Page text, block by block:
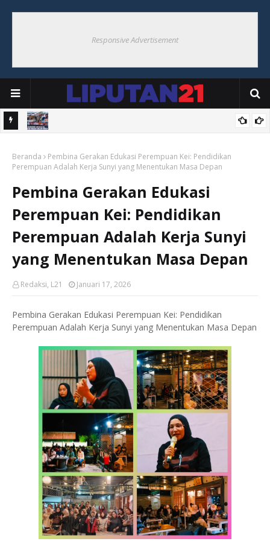
Responsive Advertisement
di Pasar Langgur
Beranda
Pembina Gerakan Edukasi Perempuan Kei: Pendidikan
Perempuan Adalah Kerja Sunyi yang Menentukan Masa Depan
Pembina Gerakan Edukasi
Perempuan Kei: Pendidikan
Perempuan Adalah Kerja Sunyi
yang Menentukan Masa Depan
Redaksi, L21 Januari 17, 2026
Pembina Gerakan Edukasi Perempuan Kei: Pendidikan
Perempuan Adalah Kerja Sunyi yang Menentukan Masa Depan